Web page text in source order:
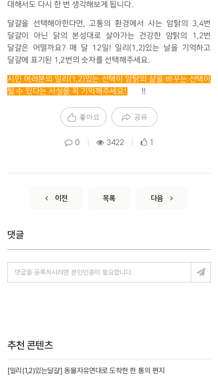
대해서도 다시 한 번 생각해보게 됩니다.
달걀을 선택해야한다면, 고통의 환경에서 사는 암탉의 3,4번
달걀이 아닌 닭의 본성대로 살아가는 건강한 암탉의 1,2번
달걀은 어떨까요? 매 달 12일! 일리(1,2)있는 날을 기억하고
달걀에 표기된 1,2번의 숫자를 선택해주세요.
시민 여러분의 일리(1,2)있는 선택이 암탉의 삶을 바꾸는 선택이
될 수 있다는 사실을 꼭 기억해주세요!
!!
좋아요 공유
0 3422 1
이전 목록 다음
댓글
추천 콘텐츠
[일리(1,2)있는달걀] 동물자유연대로 도착한 한 통의 편지